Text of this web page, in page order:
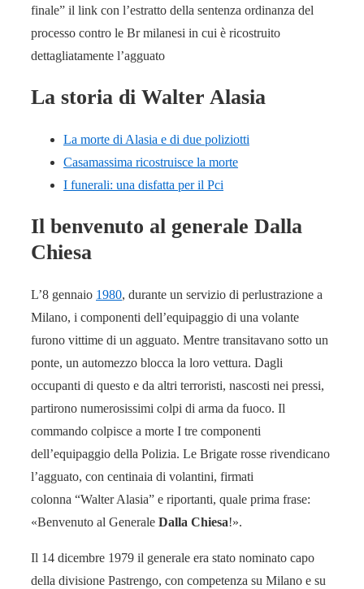
finale” il link con l’estratto della sentenza ordinanza del
processo contro le Br milanesi in cui è ricostruito
dettagliatamente l’agguato
La storia di Walter Alasia
La morte di Alasia e di due poliziotti
Casamassima ricostruisce la morte
I funerali: una disfatta per il Pci
Il benvenuto al generale Dalla
Chiesa
L’8 gennaio 1980, durante un servizio di perlustrazione a
Milano, i componenti dell’equipaggio di una volante
furono vittime di un agguato. Mentre transitavano sotto un
ponte, un automezzo blocca la loro vettura. Dagli
occupanti di questo e da altri terroristi, nascosti nei pressi,
partirono numerosissimi colpi di arma da fuoco. Il
commando colpisce a morte I tre componenti
dell’equipaggio della Polizia. Le Brigate rosse rivendicano
l’agguato, con centinaia di volantini, firmati
colonna “Walter Alasia” e riportanti, quale prima frase:
«Benvenuto al Generale Dalla Chiesa!».
Il 14 dicembre 1979 il generale era stato nominato capo
della divisione Pastrengo, con competenza su Milano e su